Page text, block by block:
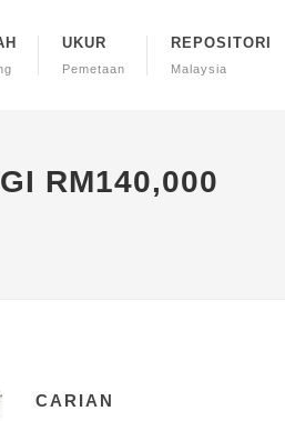
UKUR
Pemetaan
REPOSITORI
Malaysia
RM140,000
CARIAN